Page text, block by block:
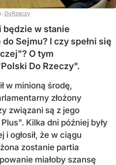
DoRzeczy
będzie w stanie
Sejmu? I czy spełni się
O tym
Do Rzeczy".
w minioną środę,
złożony
związani są z jego
Kilka dni później były
i ogłosił, że w ciągu
zostanie partia
miałoby szansę